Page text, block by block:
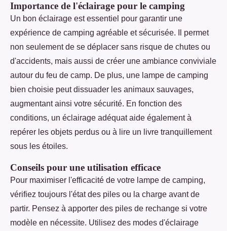
Importance de l'éclairage pour le camping
Un bon éclairage est essentiel pour garantir une
expérience de camping agréable et sécurisée. Il permet
non seulement de se déplacer sans risque de chutes ou
d'accidents, mais aussi de créer une ambiance conviviale
autour du feu de camp. De plus, une lampe de camping
bien choisie peut dissuader les animaux sauvages,
augmentant ainsi votre sécurité. En fonction des
conditions, un éclairage adéquat aide également à
repérer les objets perdus ou à lire un livre tranquillement
sous les étoiles.
Conseils pour une utilisation efficace
Pour maximiser l'efficacité de votre lampe de camping,
vérifiez toujours l'état des piles ou la charge avant de
partir. Pensez à apporter des piles de rechange si votre
modèle en nécessite. Utilisez des modes d'éclairage